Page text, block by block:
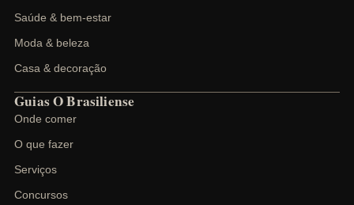
Saúde & bem-estar
Moda & beleza
Casa & decoração
Guias O Brasiliense
Onde comer
O que fazer
Serviços
Concursos